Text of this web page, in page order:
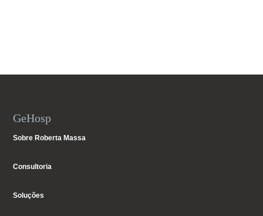
GeHosp
Sobre Roberta Massa
Consultoria
Soluções